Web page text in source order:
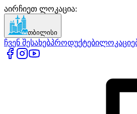
აირჩიეთ ლოკაცია:
თბილისი
ჩვენ შესახებპროდუქტები